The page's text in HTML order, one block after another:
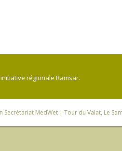
régionale Ramsar.
Secrétariat MedWet | Tour du Valat, Le